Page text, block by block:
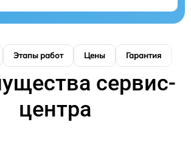
Этапы работ Цены Гарантия
сервис-
центра